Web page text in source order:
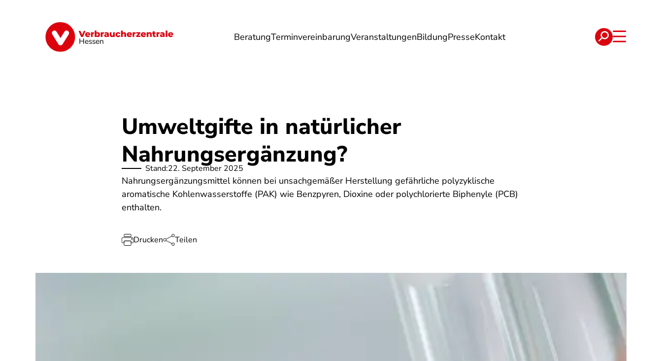
Hessen BeratungTerminvereinbarungVeranstaltungenBildungPresseKontakt
Digitales Energie Finanzen Gesundheit Lebensmittel Reise Umwelt Verträge
Umweltgifte in natürlicher
Nahrungsergänzung?
Stand:22. September 2025
Nahrungsergänzungsmittel können bei unsachgemäßer Herstellung gefährliche polyzyklische
aromatische Kohlenwasserstoffe (PAK) wie Benzpyren, Dioxine oder polychlorierte Biphenyle (PCB)
enthalten.
Drucken Teilen